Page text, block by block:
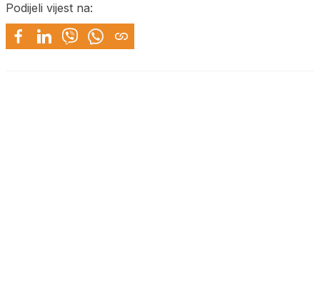
Podijeli vijest na: